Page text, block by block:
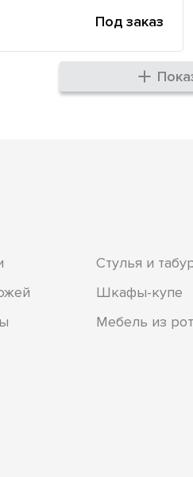
Под заказ
Стулья и
Шкафы-купе
Мебель из